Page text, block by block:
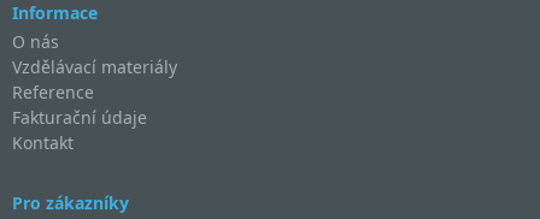
Informace
O nás
Vzdělávací materiály
Reference
Fakturační údaje
Kontakt
Pro zákazníky